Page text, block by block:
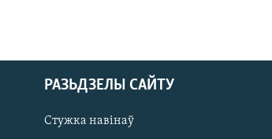
РАЗЬДЗЕЛЫ САЙТУ
Стужка навінаў